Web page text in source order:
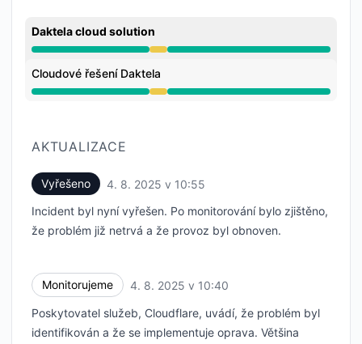
Daktela cloud solution
Snížený výkon z 9:47 AM do 10:55 AM
Cloudové řešení Daktela
Snížený výkon z 9:47 AM do 10:55 AM
AKTUALIZACE
Vyřešeno 4. 8. 2025 v 10:55
Incident byl nyní vyřešen. Po monitorování bylo zjištěno,
že problém již netrvá a že provoz byl obnoven.
Monitorujeme 4. 8. 2025 v 10:40
Poskytovatel služeb, Cloudflare, uvádí, že problém byl
identifikován a že se implementuje oprava. Většina